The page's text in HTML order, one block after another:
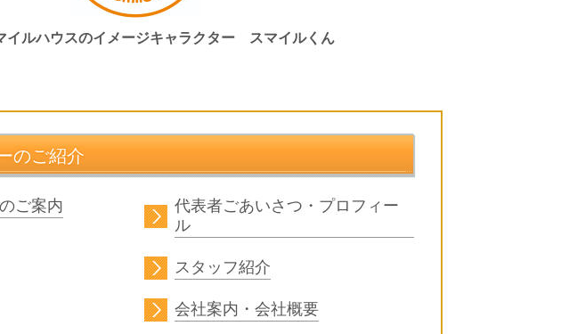
イルハウスのイメージキャラクター スマイルくん
のご紹介
ご案内
代表者ごあいさつ・プロフィー
ル
スタッフ紹介
会社案内・会社概要